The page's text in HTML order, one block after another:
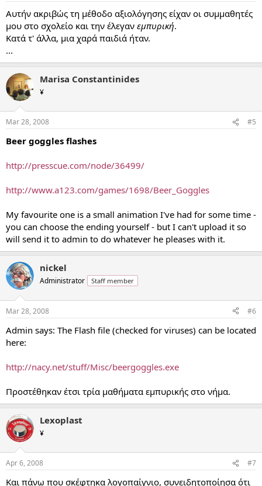
Αυτήν ακριβώς τη μέθοδο αξιολόγησης είχαν οι συμμαθητές
μου στο σχολείο και την έλεγαν εμπυρική.
Κατά τ' άλλα, μια χαρά παιδιά ήταν.
...
Marisa Constantinides
¥
Mar 28, 2008 #5
Beer goggles flashes
http://presscue.com/node/36499/
http://www.a123.com/games/1698/Beer_Goggles
My favourite one is a small animation I've had for some time -
you can choose the ending yourself - but I can't upload it so
will send it to admin to do whatever he pleases with it.
nickel
Administrator Staff member
Mar 28, 2008 #6
Admin says: The Flash file (checked for viruses) can be located
here:
http://nacy.net/stuff/Misc/beergoggles.exe
Προστέθηκαν έτσι τρία μαθήματα εμπυρικής στο νήμα.
Lexoplast
¥
Apr 6, 2008 #7
Και πάνω που σκέφτηκα λογοπαίγνιο, συνειδητοποίησα ότι